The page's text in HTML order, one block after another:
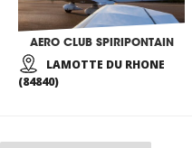
AERO CLUB SPIRIPONTAIN
LAMOTTE DU RHONE
(84840)